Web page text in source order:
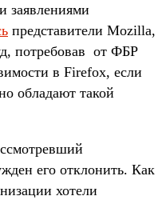
заявлениями
представители Mozilla,
потребовав от ФБР
в Firefox, если
обладают такой
его отклонить. Как
хотели